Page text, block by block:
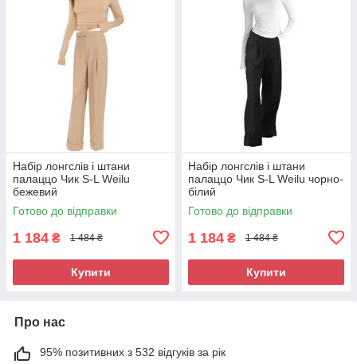
Набір лонгслів і штани
палаццо Чик S-L Weilu
бежевий
Готово до відправки
1 184 ₴ 1 484 ₴
Купити
Набір лонгслів і штани
палаццо Чик S-L Weilu чорно-
білий
Готово до відправки
1 184 ₴ 1 484 ₴
Купити
Про нас
95% позитивних з 532 відгуків за рік